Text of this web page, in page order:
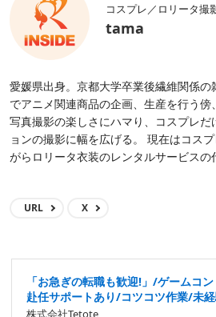
コスプレ／ロリータ撮
tama
愛媛県出身。京都大学卒業後繊維関係
でアニメ関連商品の企画、生産を行う傍
写真撮影の楽しさにハマり、コスプレ
ョンの撮影に幅を広げる。 現在はコス
がらロリータ衣装のレンタルサービスの
URL X
「お急ぎの転職も歓迎!」/ゲームコ
赴任サポートあり/コツコツ作業/未
株式会社Tetote